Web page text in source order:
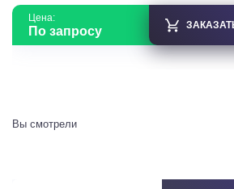
Цена:
По запросу
Вы смотрели